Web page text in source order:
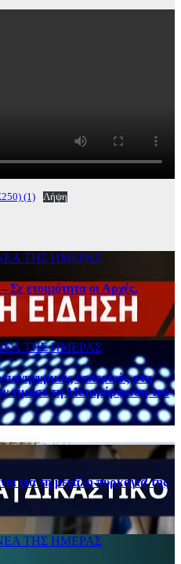
(1) Λήψη
ΤΗΣ ΗΜΕΡΑΣ
Σε ετοιμότητα οι Αρχές,
ΤΗΣ ΗΜΕΡΑΣ
εσπερινός στη
τίμησε τη Μεταμόρφωση του
για τη μεγάλη πυρκαγιά της
ΤΗΣ ΗΜΕΡΑΣ